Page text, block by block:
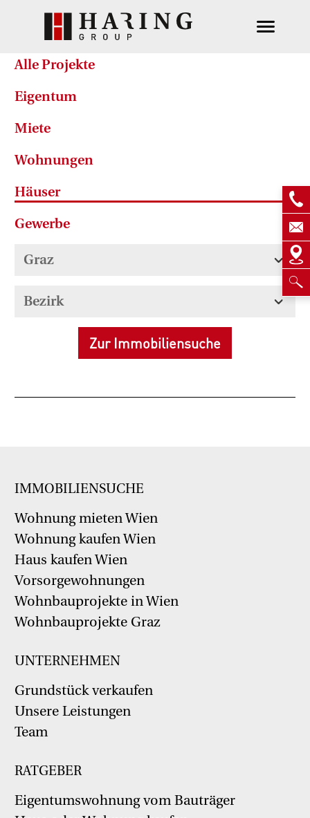
Alle Projekte
Eigentum
Miete
Wohnungen
Häuser
Gewerbe
Zur Immobiliensuche
IMMOBILIENSUCHE
Wohnung mieten Wien
Wohnung kaufen Wien
Haus kaufen Wien
Vorsorgewohnungen
Wohnbauprojekte in Wien
Wohnbauprojekte Graz
UNTERNEHMEN
Grundstück verkaufen
Unsere Leistungen
Team
RATGEBER
Eigentumswohnung vom Bauträger